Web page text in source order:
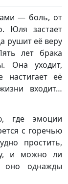
— боль, от
Юля застает
рушит её веру
лет брака
Она уходит,
настигает её
входит…
где эмоции
с горечью
простить,
и можно ли
оно однажды